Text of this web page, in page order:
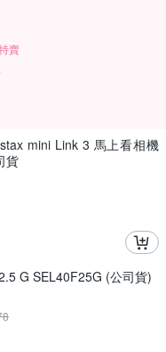
賣
mini Link 3 馬上看相機
貨
G SEL40F25G (公司貨)